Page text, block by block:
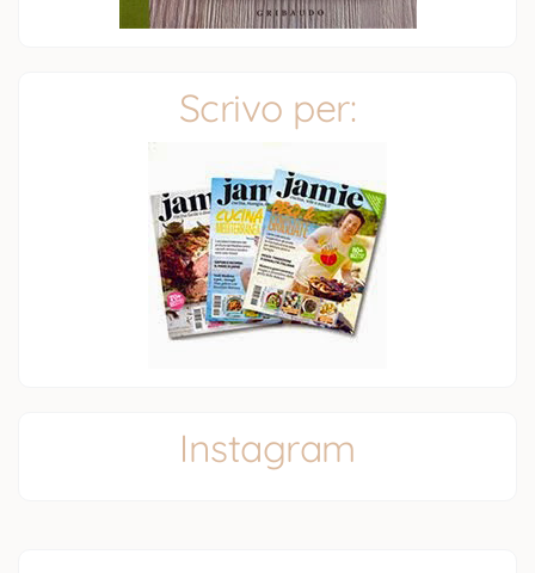
Scrivo per:
Instagram